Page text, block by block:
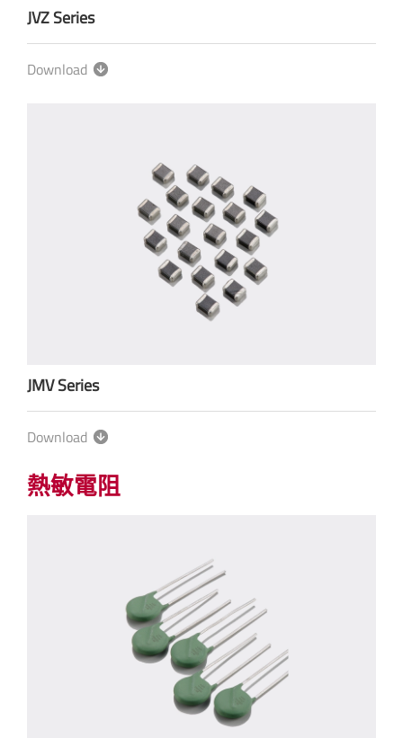
JVZ Series
Download
JMV Series
Download
熱敏電阻